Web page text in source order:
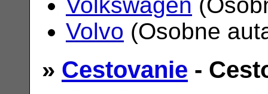
Volkswagen
Volvo (Osobne
» Cestovanie -